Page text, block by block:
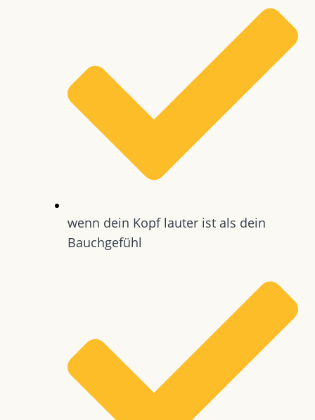
wenn dein Kopf lauter ist als dein
Bauchgefühl